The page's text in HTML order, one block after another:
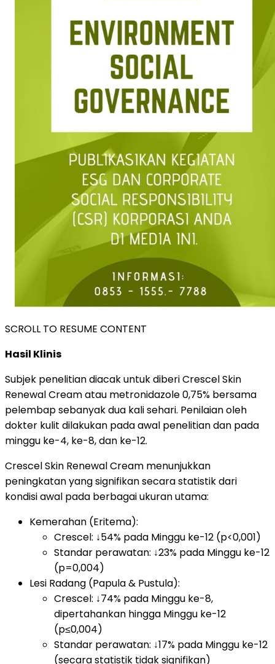
SCROLL TO RESUME CONTENT
Hasil Klinis
Subjek penelitian diacak untuk diberi Crescel Skin
Renewal Cream atau metronidazole 0,75% bersama
pelembap sebanyak dua kali sehari. Penilaian oleh
dokter kulit dilakukan pada awal penelitian dan pada
minggu ke-4, ke-8, dan ke-12.
Crescel Skin Renewal Cream menunjukkan
peningkatan yang signifikan secara statistik dari
kondisi awal pada berbagai ukuran utama:
Kemerahan (Eritema):
Crescel: ↓54% pada Minggu ke-12 (p<0,001)
Standar perawatan: ↓23% pada Minggu ke-12
(p=0,004)
Lesi Radang (Papula & Pustula):
Crescel: ↓74% pada Minggu ke-8,
dipertahankan hingga Minggu ke-12
(p≤0,004)
Standar perawatan: ↓17% pada Minggu ke-12
(secara statistik tidak signifikan)